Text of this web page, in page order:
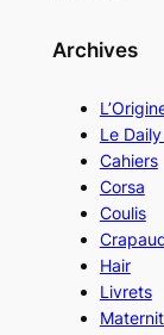
Archives
Le
Cahiers
Corsa
Coulis
Hair
Livrets